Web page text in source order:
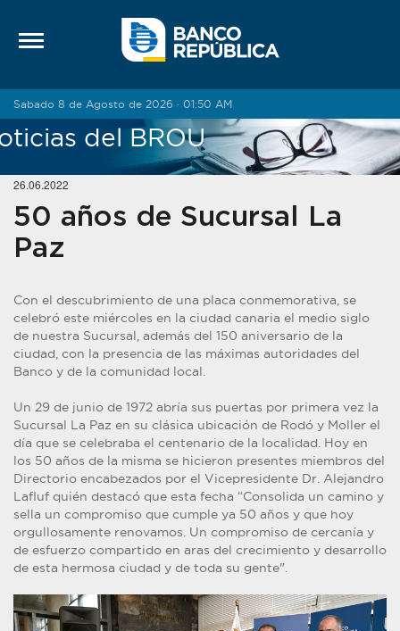
Sabado 8 de Agosto de 2026 · 01:50 AM
del BROU
26.06.2022
50 años de Sucursal La
Paz
Con el descubrimiento de una placa conmemorativa, se
celebró este miércoles en la ciudad canaria el medio siglo
de nuestra Sucursal, además del 150 aniversario de la
ciudad, con la presencia de las máximas autoridades del
Banco y de la comunidad local.
Un 29 de junio de 1972 abría sus puertas por primera vez la
Sucursal La Paz en su clásica ubicación de Rodó y Moller el
día que se celebraba el centenario de la localidad. Hoy en
los 50 años de la misma se hicieron presentes miembros del
Directorio encabezados por el Vicepresidente Dr. Alejandro
Lafluf quién destacó que esta fecha “Consolida un camino y
sella un compromiso que cumple ya 50 años y que hoy
orgullosamente renovamos. Un compromiso de cercanía y
de esfuerzo compartido en aras del crecimiento y desarrollo
de esta hermosa ciudad y de toda su gente".